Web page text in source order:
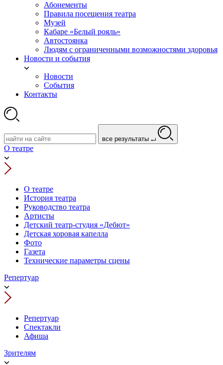
Абонементы
Правила посещения театра
Музей
Кабаре «Белый рояль»
Автостоянка
Людям с ограниченными возможностями здоровья
Новости и события
Новости
События
Контакты
все результаты
О театре
О театре
История театра
Руководство театра
Артисты
Детский театр-студия «Дебют»
Детская хоровая капелла
Фото
Газета
Технические параметры сцены
Репертуар
Репертуар
Спектакли
Афиша
Зрителям